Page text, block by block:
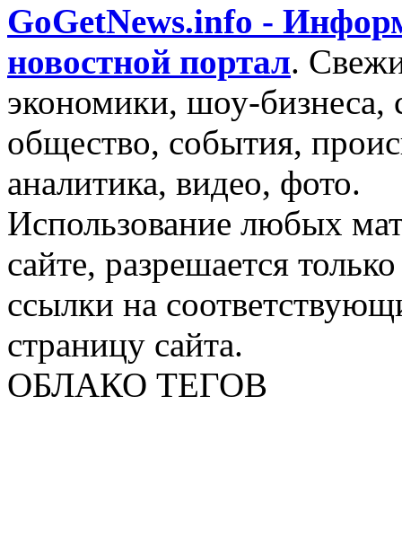
GoGetNews.info -
новостной портал.
экономики, шоу-бизнеса,
общество, события,
аналитика, видео, фото.
Использование любых
сайте, разрешается
ссылки на
страницу сайта.
ОБЛАКО ТЕГОВ